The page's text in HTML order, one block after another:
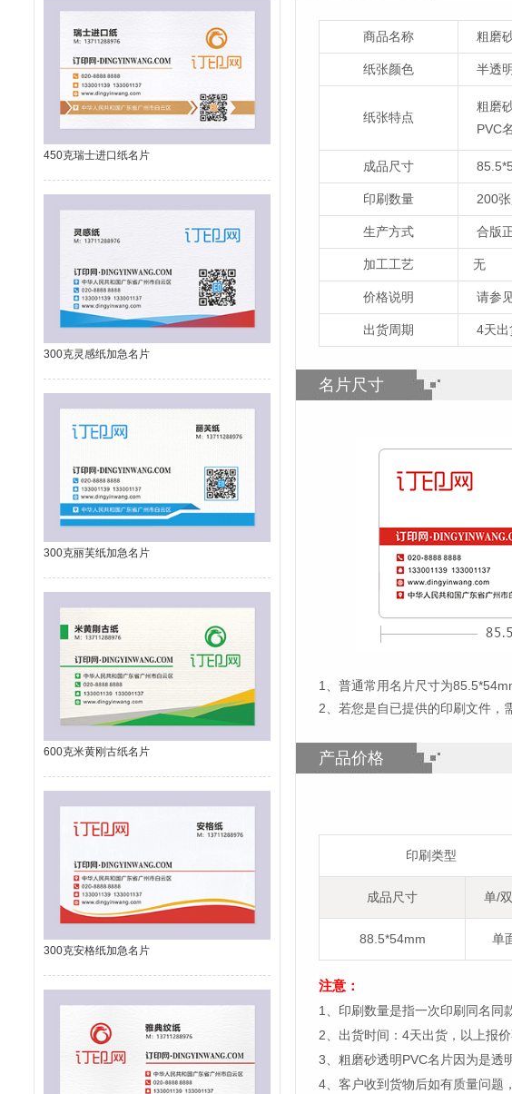
450克瑞士进口纸名片
300克灵感纸加急名片
300克丽芙纸加急名片
600克米黄刚古纸名片
300克安格纸加急名片
商品名称 粗磨砂
纸张颜色 半透明
纸张特点
粗磨砂
PVC名
成品尺寸
印刷数量 200张
生产方式 合版正
加工工艺 无
价格说明 请参见
出货周期 4天出
名片尺寸
1
普通常用名片尺寸为
2、若您是自已提供的印刷文件，
产品价格
印刷类型
成品尺寸 单/
88.5*54mm 单
注意：
1、印刷数量是指一次印刷同名同
2、出货时间：4天出货，以上报
3、粗磨砂透明PVC名片因为是透
4、客户收到货物后如有质量问题